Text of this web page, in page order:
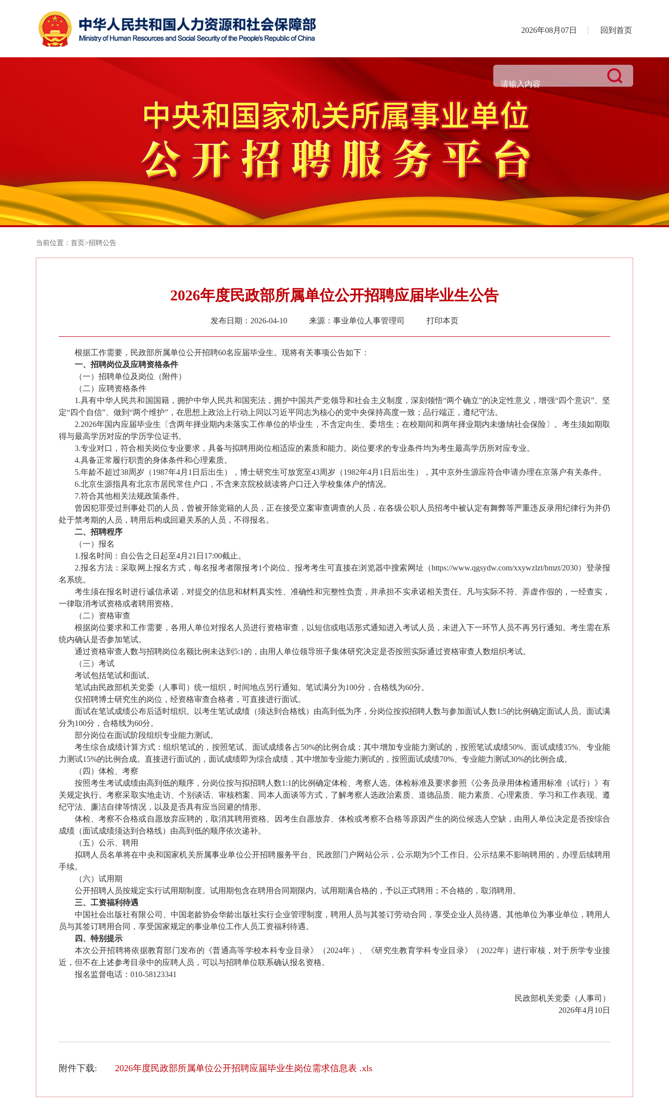
2026年08月07日 回到首页
当前位置： 首页 >招聘公告
2026年度民政部所属单位公开招聘应届毕业生公告
发布日期：2026-04-10 来源：事业单位人事管理司 打印本页
根据工作需要，民政部所属单位公开招聘60名应届毕业生。现将有关事项公告如下：
一、招聘岗位及应聘资格条件
（一）招聘单位及岗位（附件）
（ 二 ）应聘资格条件
1.具有中华人民共和国国籍，拥护中华人民共和国宪法，拥护中国共产党领导和社会主义制度，深刻领悟“两个确立”的决定性意义，增强“四个意识”、坚
定“四个自信”、做到“两个维护”，在思想上政治上行动上同以习近平同志为核心的党中央保持高度一致；品行端正，遵纪守法。
2.2026年国内应届毕业生 〔含两年择业期内未落实工作单位的毕业生， 不含定向生、委培生 ； 在校期间和两年择业期内未缴纳社会保险〕
。考生须如期取
得与最高学历对应的学历学位证书。
3.专业对口，符合相关岗位专业要求，具备与拟聘用岗位相适应的素质和能力。岗位要求的专业条件均为考生最高学历所对应专业。
4.具备正常履行职责的身体条件和心理素质。
5.年龄不超过38周岁 （1987年4月1日后出生） ，博士研究生可放宽至43周岁 （1982年4月1日后出生） ， 其中京外生源应符合申请办理在京落户有关条件。
6.北京生源指具有北京市居民常住户口，不含来京院校就读将户口迁入学校集体户的情况。
7.符合其他相关法规政策条件。
曾 因犯罪受过刑事处罚的人员，曾被开除党籍的人员，正在接受立案审查调查的人员，在各级公职人员招考中被认定有舞弊等严重违反录用纪律行为并仍
处于禁考期的人员， 聘用后构成回避关系的人员， 不得报名。
二、招聘程序
（一）报名
1.报名时间： 自公告之日起至4月 21 日 17:00截止 。
2.报名方法：采取网上报名方式，每名报考者限报考1个岗位。报考考生可直接在浏览器中搜索网址 （https://www.qgsydw.com/xxywzlzt/bmzt/2030） 登录报
名系统。
考生须在报名时进行诚信承诺，对提交的信息和材料真实性、准确性和完整性负责，并承担不实承诺相关责任。凡与实际不符、弄虚作假的，一经查实，
一律取消考试资格或者聘用资格。
（二）资格审查
根据岗位要求和工作需要， 各用人单位对报名 人员进行资格审查 ，以短信或电话形式通知进入 考试人员 ， 未进入下一环节人员不再另行通知。 考生需在系
统内确认是否参加笔试。
通过资格审查 人数与招聘岗位名额比例未达到 5:1的，由用人单位领导班子集体研究决定是否按照实际通过资格审查 人数组织考试。
（三） 考试
考试包括笔试和面试。
笔试由民政部机关党委（人事司）统一组织，时间地点另行通知。 笔试满分为100分，合格线为60分。
仅招聘博士研究生的岗位，经资格审查合格者，可直接进行面试。
面试在笔试成绩公布后适时组织。以考生笔试成绩 （须达到合格线） 由高到低为序，分岗位按拟招聘人数与参加面试人数1:5的比例确定面试人员。面试满
分为100分，合格线为60分。
部分岗位在面试阶段组织专业能力测试。
考生综合成绩计算方式：组织笔试的， 按照笔试、面试成绩各占50%的比例合成；其中增加专业能力测试的，按照笔试成绩50%、面试成绩35%、专业能
力测试15%的比例合成。 直接进行面试的 ， 面试成绩即为综合成绩 ，其中增加专业能力测试的，按照面试成绩70%、专业能力测试30%的比例合成。
（ 四 ）体检、考察
按照考生考试成绩由高到低的顺序，分岗位按与拟招聘人数1:1的比例确定体检
考察人选。体检标准及要求参照《公务员录用体检通用标准（试行）》有
关规定执行。考察采取实地走访、个别谈话、审核档案、同本人面谈等方式，了解考察人选政治素质、道德品质、能力素质、心理素质、学习和工作表现、遵
纪守法、廉洁自律等情况，以及是否具有应当回避的情形。
体检 、考察不合格或自愿放弃应聘的，取消其聘用 资格。因考生自愿放弃、体检或考察不合格等原因产生的岗位候选人空缺， 由用人单位决定是否按综合
成绩 （面试成绩须达到合格线） 由高到低的顺序依次递补。
（五）公示、聘用
拟聘 人员名单将在中央和国家机关所属事业单位公开招聘服务平台 民政部门户网站公示，公示期为5个工作日。公示结果不影响聘用的，办理 后续聘用
手续。
（六）试用期
公开招聘人员按规定实行试用期制度。试用期包含在聘用合同期限内。试用期满合格的，予以正式聘用；不合格的，取消聘用。
三、工资福利待遇
中国社会出版社有限公司、中国老龄协会华龄出版社实行企业管理制度，聘用人员与其签订劳动合同，享受企业人员待遇。其他单位为事业单位，聘用人
员与其签订聘用合同 ，享受国家规定的事业单位工作人员工资福利待遇。
四、特别提示
本次公开招聘将依据教育部门发布的《普通高等学校本科专业目录》
（2024年） 《研究生教育学科专业目录》 （ 2022年） 进行审核，对于所学专业接
近，但不在上述参考目录中的应聘人员，可以与招聘单位联系确认报名资格。
报名监督电话：010-58123341
民政部机关党委（ 人事司 ）
2026年4月 10日
附件下载: 2026年度民政部所属单位公开招聘应届毕业生岗位需求信息表 .xls